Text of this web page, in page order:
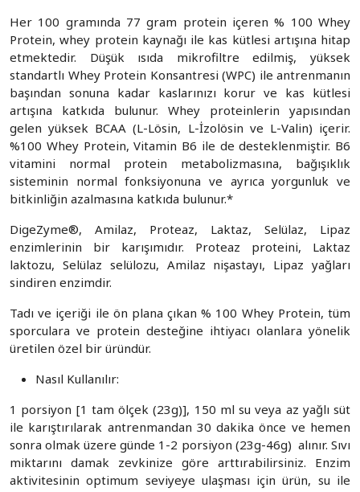
Her 100 gramında 77 gram protein içeren % 100 Whey
Protein, whey protein kaynağı ile kas kütlesi artışına hitap
etmektedir. Düşük ısıda mikrofiltre edilmiş, yüksek
standartlı Whey Protein Konsantresi (WPC) ile antrenmanın
başından sonuna kadar kaslarınızı korur ve kas kütlesi
artışına katkıda bulunur. Whey proteinlerin yapısından
gelen yüksek BCAA (L-Lösin, L-İzolösin ve L-Valin) içerir.
%100 Whey Protein, Vitamin B6 ile de desteklenmiştir. B6
vitamini normal protein metabolizmasına, bağışıklık
sisteminin normal fonksiyonuna ve ayrıca yorgunluk ve
bitkinliğin azalmasına katkıda bulunur.*
DigeZyme®, Amilaz, Proteaz, Laktaz, Selülaz, Lipaz
enzimlerinin bir karışımıdır. Proteaz proteini, Laktaz
laktozu, Selülaz selülozu, Amilaz nişastayı, Lipaz yağları
sindiren enzimdir.
Tadı ve içeriği ile ön plana çıkan % 100 Whey Protein, tüm
sporculara ve protein desteğine ihtiyacı olanlara yönelik
üretilen özel bir üründür.
Nasıl Kullanılır:
1 porsiyon [1 tam ölçek (23g)], 150 ml su veya az yağlı süt
ile karıştırılarak antrenmandan 30 dakika önce ve hemen
sonra olmak üzere günde 1-2 porsiyon (23g-46g) alınır. Sıvı
miktarını damak zevkinize göre arttırabilirsiniz. Enzim
aktivitesinin optimum seviyeye ulaşması için ürün, su ile